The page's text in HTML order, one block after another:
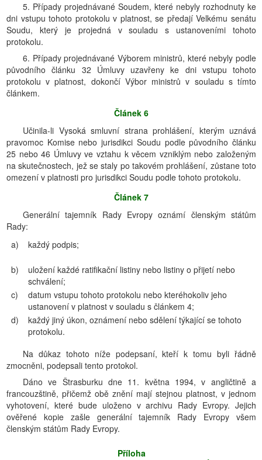
5. Případy projednávané Soudem, které nebyly rozhodnuty ke
dni vstupu tohoto protokolu v platnost, se předají Velkému senátu
Soudu, který je projedná v souladu s ustanoveními tohoto
protokolu.
6. Případy projednávané Výborem ministrů, které nebyly podle
původního článku 32 Úmluvy uzavřeny ke dni vstupu tohoto
protokolu v platnost, dokončí Výbor ministrů v souladu s tímto
článkem.
Článek 6
Učinila-li Vysoká smluvní strana prohlášení, kterým uznává
pravomoc Komise nebo jurisdikci Soudu podle původního článku
25 nebo 46 Úmluvy ve vztahu k věcem vzniklým nebo založeným
na skutečnostech, jež se staly po takovém prohlášení, zůstane toto
omezení v platnosti pro jurisdikci Soudu podle tohoto protokolu.
Článek 7
Generální tajemník Rady Evropy oznámí členským státům
Rady:
a)
každý podpis;
b)
uložení každé ratifikační listiny nebo listiny o přijetí nebo
schválení;
c)
datum vstupu tohoto protokolu nebo kteréhokoliv jeho
ustanovení v platnost v souladu s článkem 4;
d)
každý jiný úkon, oznámení nebo sdělení týkající se tohoto
protokolu.
Na důkaz tohoto níže podepsaní, kteří k tomu byli řádně
zmocněni, podepsali tento protokol.
Dáno ve Štrasburku dne 11. května 1994, v angličtině a
francouzštině, přičemž obě znění mají stejnou platnost, v jednom
vyhotovení, které bude uloženo v archivu Rady Evropy. Jejich
ověřené kopie zašle generální tajemník Rady Evropy všem
členským státům Rady Evropy.
Příloha